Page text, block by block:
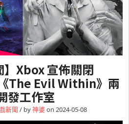
】Xbox 宣佈關閉
The Evil Within》兩
發工作室
新聞 / by神婆on 2024-05-08